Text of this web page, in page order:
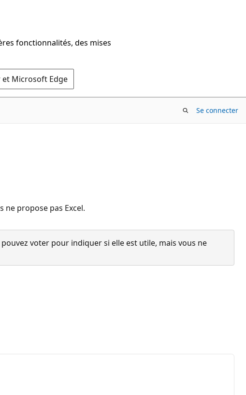
fonctionnalités, des mises
Microsoft Edge
Se connecter
ne propose pas Excel.
voter pour indiquer si elle est utile, mais vous ne